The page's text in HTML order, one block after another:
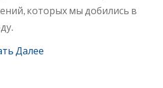
которых мы добились в
Далее